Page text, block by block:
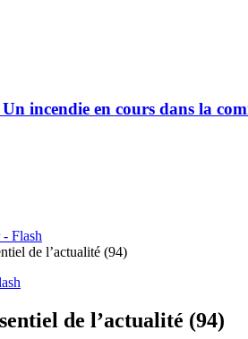
incendie en cours dans la
- Flash
de l’actualité (94)
de l’actualité (94)